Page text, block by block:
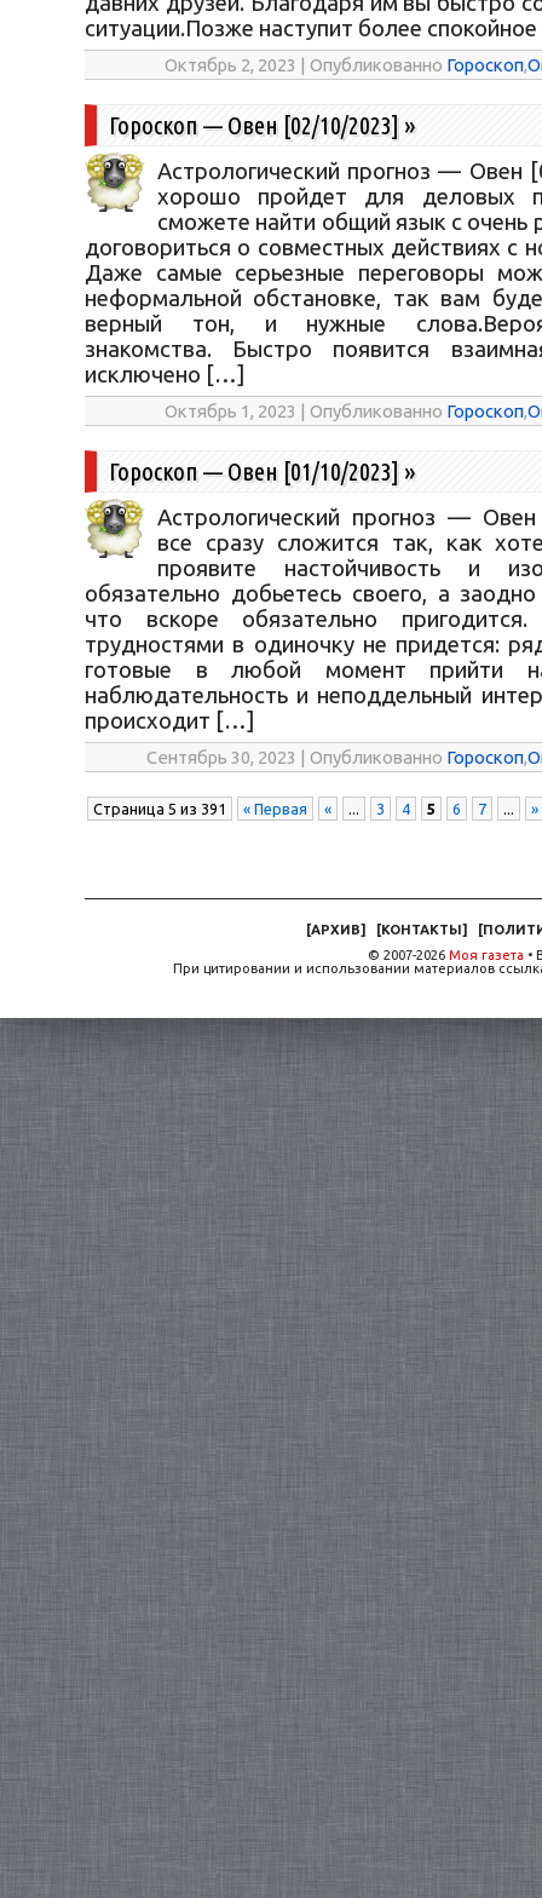
ситуации.Позже наступит более
Октябрь 2, 2023 | Опубликованно Гороскоп,
Гороскоп — Овен [02/10/2023] »
Астрологический прогноз — Овен
хорошо пройдет для деловых
сможете найти общий язык с
договориться о совместных действиях с
Даже самые серьезные переговоры
неформальной обстановке, так вам
верный тон, и нужные
знакомства. Быстро появится
исключено […]
Октябрь 1, 2023 | Опубликованно Гороскоп,
Гороскоп — Овен [01/10/2023] »
Астрологический прогноз —
все сразу сложится так, как
проявите настойчивость и
обязательно добьетесь своего, а
что вскоре обязательно
трудностями в одиночку не придется:
готовые в любой момент прийти
наблюдательность и неподдельный
происходит […]
Сентябрь 30, 2023 | Опубликованно Гороскоп,
Страница 5 из 391 « Первая « ... 3 4 5 6 7 ... »
[АРХИВ] [КОНТАКТЫ] [
© 2007-2026 Моя газета •
При цитировании и использовании материалов